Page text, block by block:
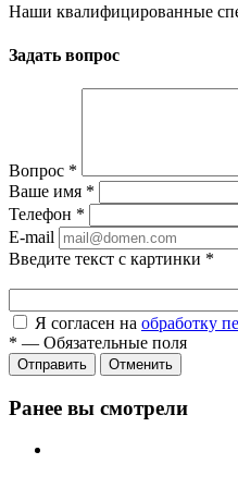
Наши квалифицированные
Задать вопрос
Вопрос *
Ваше имя *
Телефон *
E-mail
Введите текст с картинки *
Я согласен на обработку
* — Обязательные поля
Отправить Отменить
Ранее вы смотрели